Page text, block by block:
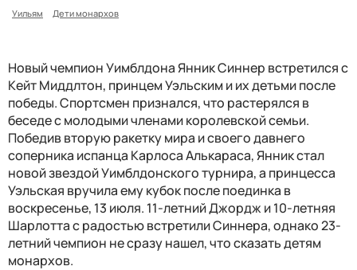
Уильям
Дети монархов
Новый чемпион Уимблдона Янник Синнер встретился с
Кейт Миддлтон, принцем Уэльским и их детьми после
победы. Спортсмен признался, что растерялся в
беседе с молодыми членами королевской семьи.
Победив вторую ракетку мира и своего давнего
соперника испанца Карлоса Алькараса, Янник стал
новой звездой Уимблдонского турнира, а принцесса
Уэльская вручила ему кубок после поединка в
воскресенье, 13 июля. 11-летний Джордж и 10-летняя
Шарлотта с радостью встретили Синнера, однако 23-
летний чемпион не сразу нашел, что сказать детям
монархов.